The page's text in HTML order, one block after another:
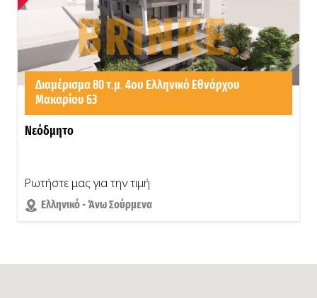
Διαμέρισμα 80 τ.μ. 4ου Ελληνικό Εθνάρχου
Μακαρίου 63
Νεόδμητο
Ρωτήστε μας για την τιμή
Ελληνικό - Άνω Σούρμενα